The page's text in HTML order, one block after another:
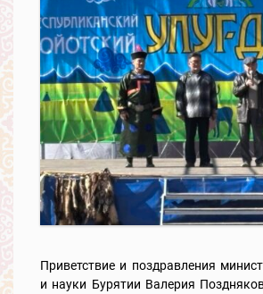
Приветствие и поздравления
и науки Бурятии Валерия